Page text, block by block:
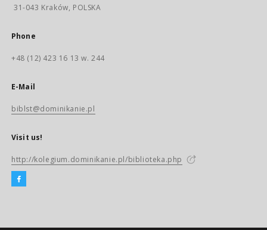
31-043 Kraków, POLSKA
Phone
+48 (12) 423 16 13 w. 244
E-Mail
biblst@dominikanie.pl
Visit us!
http://kolegium.dominikanie.pl/biblioteka.php